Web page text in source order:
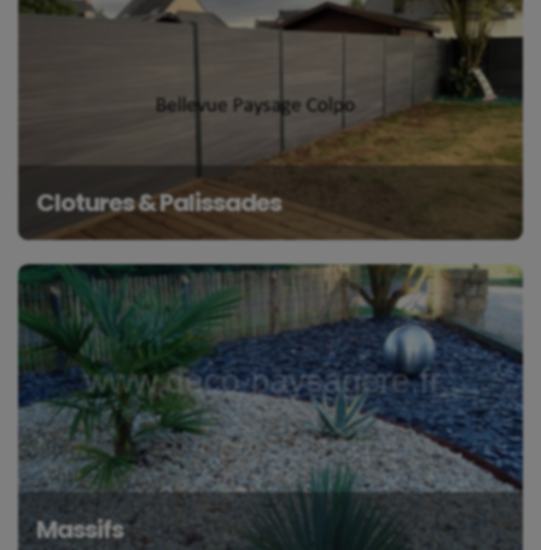
Clotures & Palissades
Massifs